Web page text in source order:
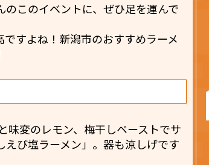
このイベントに、ぜひ足を運んで
すよね！新潟市のおすすめラーメ
味変のレモン、梅干しペーストでサ
び塩ラーメン」。器も涼しげです